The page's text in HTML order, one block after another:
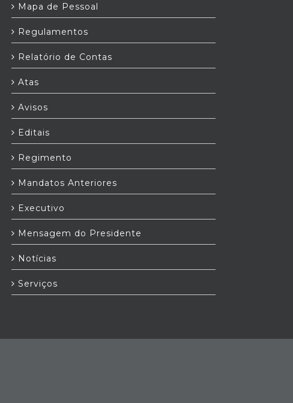
Mapa de Pessoal
Regulamentos
Relatório de Contas
Atas
Avisos
Editais
Regimento
Mandatos Anteriores
Executivo
Mensagem do Presidente
Notícias
Serviços